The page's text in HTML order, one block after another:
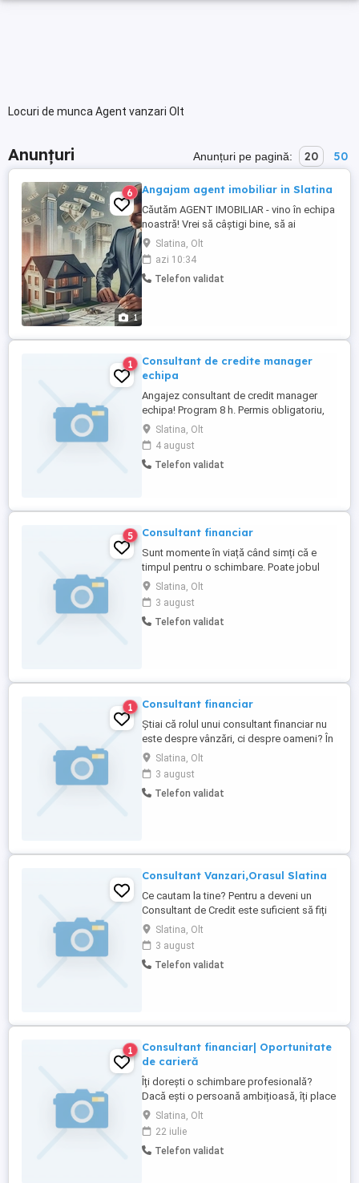
Locuri de munca Agent vanzari Olt
Anunțuri Anunțuri pe pagină: 20 50
1
6 Angajam agent imobiliar in Slatina
Căutăm AGENT IMOBILIAR - vino în echipa
noastră! Vrei să câștigi bine, să ai
program flexibil și să lucrezi într-un
domeniu dinamic? Acum e momentul!
Cerințe: Abilități bune de comunicare
Seriozitate și dorință de muncă Permis
Slatina, Olt
azi 10:34
Telefon validat
1
Consultant de credite manager
echipa
Angajez consultant de credit manager
echipa! Program 8 h. Permis obligatoriu,
cat B.Slatina, Olt
4 august
Telefon validat
5 Consultant financiar
Sunt momente în viață când simți că e
timpul pentru o schimbare. Poate jobul
sau venitul nu mai aduc liniștea și
siguranța pe care le meriți. Poate vrei mai
multă autonomie și control asupra
timpului tău. Dacă simți că e momentul să
Slatina, Olt
3 august
Telefon validat
1 Consultant financiar
Știai că rolul unui consultant financiar nu
este despre vânzări, ci despre oameni? În
fiecare zi, ajutăm familii să fie pregătite
pentru neprevăzut. Construim planuri de
siguranță pentru sănătate, viață și viitorul
copiilor. Educație financiară reală Impact
Slatina, Olt
3 august
Telefon validat
Consultant Vanzari,Orasul Slatina
Ce cautam la tine? Pentru a deveni un
Consultant de Credit este suficient să fiți
comunicativi și ambițioși, indiferent de
varsta, sex, studii sau experiență. Ce va
trebui sa faci ? Oferă consultanță clienților
în alegerea celui mai potrivit tip de credit;
Slatina, Olt
3 august
Telefon validat
1
Consultant financiar| Oportunitate
de carieră
Îți dorești o schimbare profesională?
Dacă ești o persoană ambițioasă, îți place
să lucrezi cu oamenii și vrei să îți
construiești o carieră cu perspective reale
de dezvoltare, mi-ar plăcea să discutăm.
Ce vei găsi în echipa mea: Training
Slatina, Olt
22 iulie
Telefon validat